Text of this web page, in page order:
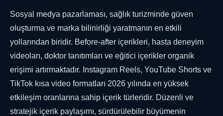
Sosyal medya pazarlaması, sağlık turizminde güven
oluşturma ve marka bilinirliği yaratmanın en etkili
yollarından biridir. Before-after içerikleri, hasta deneyim
videoları, doktor tanıtımları ve eğitici içerikler organik
erişimi artırmaktadır. Instagram Reels, YouTube Shorts ve
TikTok kısa video formatları 2026 yılında en yüksek
etkileşim oranlarına sahip içerik türleridir. Düzenli ve
stratejik içerik paylaşımı, sürdürülebilir büyümenin